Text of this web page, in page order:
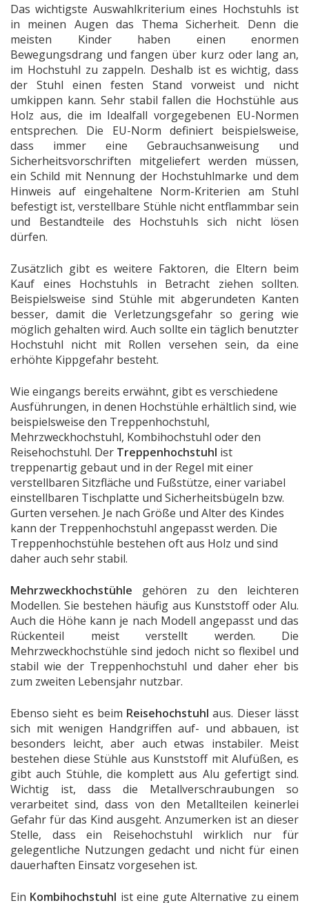
Das wichtigste Auswahlkriterium eines Hochstuhls ist
in meinen Augen das Thema Sicherheit. Denn die
meisten Kinder haben einen enormen
Bewegungsdrang und fangen über kurz oder lang an,
im Hochstuhl zu zappeln. Deshalb ist es wichtig, dass
der Stuhl einen festen Stand vorweist und nicht
umkippen kann. Sehr stabil fallen die Hochstühle aus
Holz aus, die im Idealfall vorgegebenen EU-Normen
entsprechen. Die EU-Norm definiert beispielsweise,
dass immer eine Gebrauchsanweisung und
Sicherheitsvorschriften mitgeliefert werden müssen,
ein Schild mit Nennung der Hochstuhlmarke und dem
Hinweis auf eingehaltene Norm-Kriterien am Stuhl
befestigt ist, verstellbare Stühle nicht entflammbar sein
und Bestandteile des Hochstuhls sich nicht lösen
dürfen.
Zusätzlich gibt es weitere Faktoren, die Eltern beim
Kauf eines Hochstuhls in Betracht ziehen sollten.
Beispielsweise sind Stühle mit abgerundeten Kanten
besser, damit die Verletzungsgefahr so gering wie
möglich gehalten wird. Auch sollte ein täglich benutzter
Hochstuhl nicht mit Rollen versehen sein, da eine
erhöhte Kippgefahr besteht.
Wie eingangs bereits erwähnt, gibt es verschiedene
Ausführungen, in denen Hochstühle erhältlich sind, wie
beispielsweise den Treppenhochstuhl,
Mehrzweckhochstuhl, Kombihochstuhl oder den
Reisehochstuhl. Der Treppenhochstuhl ist
treppenartig gebaut und in der Regel mit einer
verstellbaren Sitzfläche und Fußstütze, einer variabel
einstellbaren Tischplatte und Sicherheitsbügeln bzw.
Gurten versehen. Je nach Größe und Alter des Kindes
kann der Treppenhochstuhl angepasst werden. Die
Treppenhochstühle bestehen oft aus Holz und sind
daher auch sehr stabil.
Mehrzweckhochstühle gehören zu den leichteren
Modellen. Sie bestehen häufig aus Kunststoff oder Alu.
Auch die Höhe kann je nach Modell angepasst und das
Rückenteil meist verstellt werden. Die
Mehrzweckhochstühle sind jedoch nicht so flexibel und
stabil wie der Treppenhochstuhl und daher eher bis
zum zweiten Lebensjahr nutzbar.
Ebenso sieht es beim Reisehochstuhl aus. Dieser lässt
sich mit wenigen Handgriffen auf- und abbauen, ist
besonders leicht, aber auch etwas instabiler. Meist
bestehen diese Stühle aus Kunststoff mit Alufüßen, es
gibt auch Stühle, die komplett aus Alu gefertigt sind.
Wichtig ist, dass die Metallverschraubungen so
verarbeitet sind, dass von den Metallteilen keinerlei
Gefahr für das Kind ausgeht. Anzumerken ist an dieser
Stelle, dass ein Reisehochstuhl wirklich nur für
gelegentliche Nutzungen gedacht und nicht für einen
dauerhaften Einsatz vorgesehen ist.
Ein Kombihochstuhl ist eine gute Alternative zu einem